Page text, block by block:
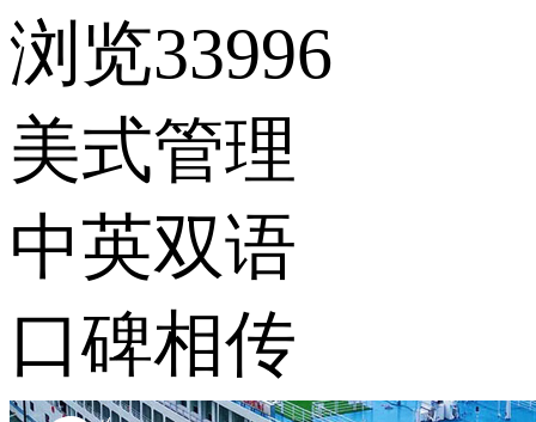
浏览33996
美式管理
中英双语
口碑相传